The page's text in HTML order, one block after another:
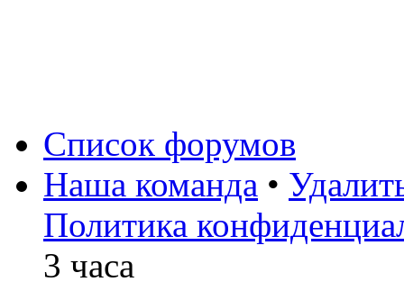
Список форумов
Наша команда •
Политика
3 часа